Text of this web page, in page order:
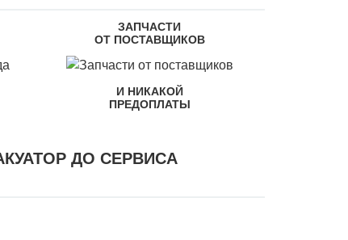
ЗАПЧАСТИ
ОТ ПОСТАВЩИКОВ
И НИКАКОЙ
ПРЕДОПЛАТЫ
ДО СЕРВИСА